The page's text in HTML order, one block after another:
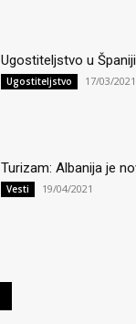
Ugostiteljstvo u
Ugostiteljstvo 17/03/2021
Turizam: Albanija je
Vesti 19/04/2021